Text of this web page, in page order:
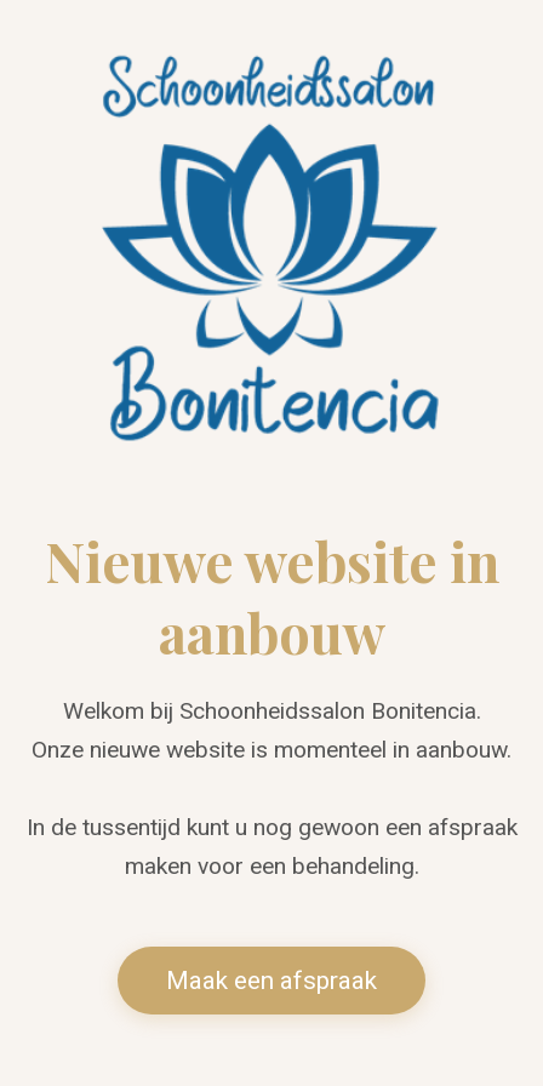
Nieuwe website in
aanbouw
Welkom bij Schoonheidssalon Bonitencia.
Onze nieuwe website is momenteel in aanbouw.
In de tussentijd kunt u nog gewoon een afspraak
maken voor een behandeling.
Maak een afspraak